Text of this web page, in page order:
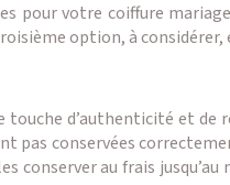
pour votre coiffure
option, à considérer,
d’authenticité et de
conservées
au frais